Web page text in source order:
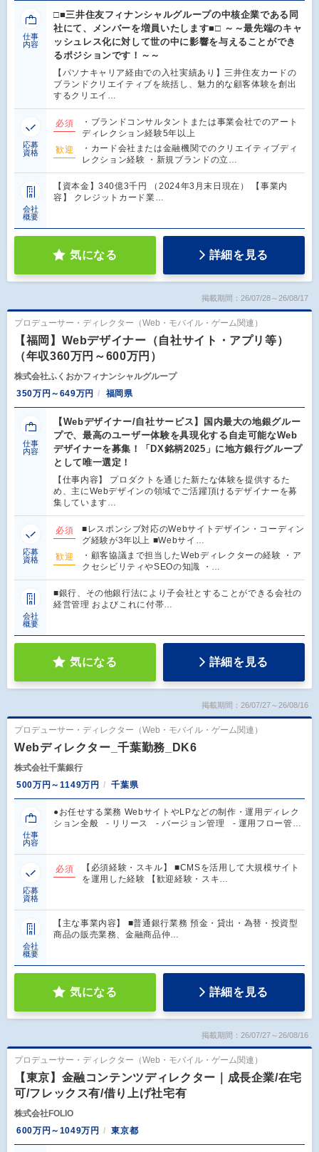
仕事
内容
□■三井住友フィナンシャルグループの中核企業である同
社にて、メンバーを増員いたします■□ ～～最先端のキャ
ッシュレス化に対して世の中に影響を与えることができ
るポジションです！～～
【パソナキャリア経由での入社実績あり】三井住友カードの
ブランドクリエイティブを統括し、魅力的な顧客体験を創出
するクリエイ…
応募
資格
必須
・ブランドコンサルタントまたは事業会社でのアート
ディレクション経験5年以上
歓迎
・カード会社または金融機関でのクリエイティブディ
レクション経験 ・新規ブランドの立…
会社
概要
【資本金】340億3千円 （2024年3月末日現在） 【事業内
容】 クレジットカード業…
気になる 詳細を見る
掲載期間：26/07/28～26/08/17
プロデューサー・ディレクター（Web・モバイル・ゲーム関連）
【福岡】Webデザイナー（自社サイト・アプリ等）
（年収360万円～600万円）
株式会社ふくおかフィナンシャルグループ
350万円～649万円
福岡県
仕事
内容
【Webデザイナー/自社サービス】国内最大の地銀グルー
プで、最高のユーザー体験を具現化する自走可能なWeb
デザイナーを募集！「DX銘柄2025」に地方銀行グループ
として唯一選定！
【仕事内容】 プロダクトを通じた新たな体験を提供するた
め、主にWebデザインの領域でご活躍頂けるデザイナーを募
集しています…
応募
資格
必須
■レスポンシブ対応のWebサイトデザイン・コーディン
グ経験が3年以上 ■Webサイ…
歓迎
・顧客協議まで担当したWebディレクターの経験 ・ア
クセシビリティやSEOの知識 ・…
会社
概要
■銀行、その他銀行法により子会社とすることができる会社の
経営管理 およびこれに付帯…
気になる 詳細を見る
掲載期間：26/07/27～26/08/16
プロデューサー・ディレクター（Web・モバイル・ゲーム関連）
Webディレクター_千葉勤務_DK6
株式会社千葉銀行
500万円～1149万円
千葉県
仕事
内容
●お任せする業務 WebサイトやLPなどの制作・運用ディレク
ション全般 - リリース - バージョン管理 - 運用フロー管…
応募
資格
必須
【必須経験・スキル】 ■CMSを活用して大規模サイト
を運用した経験 【歓迎経験・スキ…
会社
概要
【主な事業内容】 ■普通銀行業務 預金・貸出・為替・投資型
商品の販売業務、金融商品仲…
気になる 詳細を見る
掲載期間：26/07/27～26/08/16
プロデューサー・ディレクター（Web・モバイル・ゲーム関連）
【東京】金融コンテンツディレクター｜成長企業/在宅
可/フレックス有/借り上げ社宅有
株式会社FOLIO
600万円～1049万円
東京都